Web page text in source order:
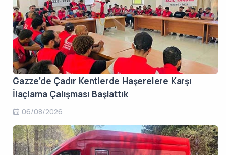
Gazze’de Çadır Kentlerde Haşerelere Karşı
İlaçlama Çalışması Başlattık
06/08/2026